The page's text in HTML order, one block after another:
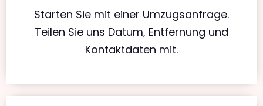
Starten Sie mit einer Umzugsanfrage.
Teilen Sie uns Datum, Entfernung und
Kontaktdaten mit.